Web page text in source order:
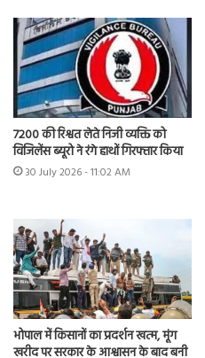
7200 की रिश्वत लेते निजी व्यक्ति को
विजिलेंस ब्यूरो ने रंगे हाथों गिरफ्तार किया
30 July 2026 - 11:02 AM
भोपाल में किसानों का प्रदर्शन खत्म, मूंग
खरीद पर सरकार के आश्वासन के बाद बनी